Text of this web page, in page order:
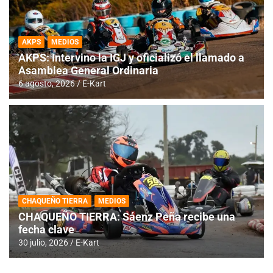
AKPS MEDIOS
AKPS: Intervino la IGJ y oficializó el llamado a
Asamblea General Ordinaria
6 agosto, 2026 E-Kart
CHAQUEÑO TIERRA MEDIOS
CHAQUEÑO TIERRA: Sáenz Peña recibe una
fecha clave
30 julio, 2026 E-Kart